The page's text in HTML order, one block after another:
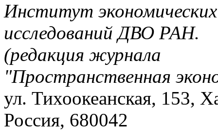
Институт экономических
исследований ДВО РАН.
(редакция журнала
"Пространственная
ул. Тихоокеанская, 153,
Россия, 680042